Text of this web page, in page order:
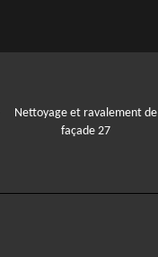
Nettoyage et ravalement de
façade 27